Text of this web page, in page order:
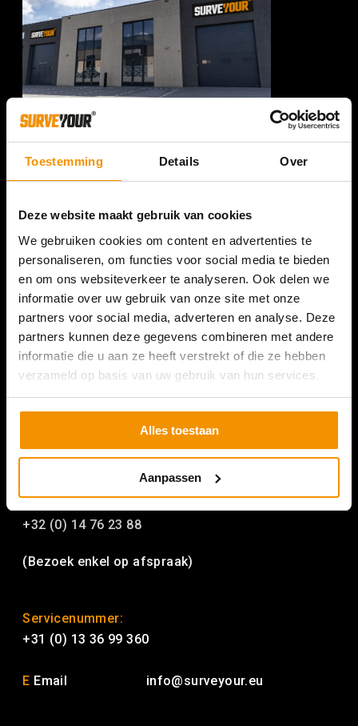
Toestemming Details Over
Deze website maakt gebruik van cookies
We gebruiken cookies om content en advertenties te
personaliseren, om functies voor social media te bieden
en om ons websiteverkeer te analyseren. Ook delen we
informatie over uw gebruik van onze site met onze
partners voor social media, adverteren en analyse. Deze
partners kunnen deze gegevens combineren met andere
informatie die u aan ze heeft verstrekt of die ze hebben
verzameld op basis van uw gebruik van hun services.
Alles toestaan
Aanpassen
SURVEYOUR NEDERLAND
Romeinenweg 47L
5349 AL Oss
(Bezoek enkel op afspraak)
SURVEYOUR BELGIE
+32 (0) 14 76 23 88
(Bezoek enkel op afspraak)
Servicenummer:
+31 (0) 13 36 99 360
E Email info@surveyour.eu